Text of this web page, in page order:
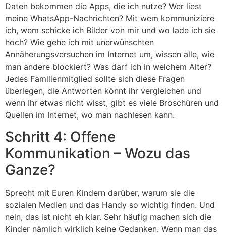
Daten bekommen die Apps, die ich nutze? Wer liest
meine WhatsApp-Nachrichten? Mit wem kommuniziere
ich, wem schicke ich Bilder von mir und wo lade ich sie
hoch? Wie gehe ich mit unerwünschten
Annäherungsversuchen im Internet um, wissen alle, wie
man andere blockiert? Was darf ich in welchem Alter?
Jedes Familienmitglied sollte sich diese Fragen
überlegen, die Antworten könnt ihr vergleichen und
wenn Ihr etwas nicht wisst, gibt es viele Broschüren und
Quellen im Internet, wo man nachlesen kann.
Schritt 4: Offene
Kommunikation – Wozu das
Ganze?
Sprecht mit Euren Kindern darüber, warum sie die
sozialen Medien und das Handy so wichtig finden. Und
nein, das ist nicht eh klar. Sehr häufig machen sich die
Kinder nämlich wirklich keine Gedanken. Wenn man das